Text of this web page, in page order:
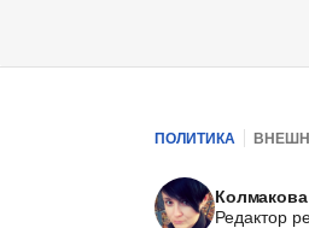
ПОЛИТИКА
Редактор